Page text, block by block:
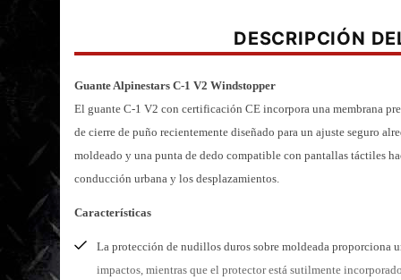
DESCRIPCIÓN
Guante Alpinestars C-1 V2 Windstopper
El guante C-1 V2 con certificación CE incorpora una membrana
de cierre de puño recientemente diseñado para un ajuste seguro
moldeado y una punta de dedo compatible con pantallas táctiles
conducción urbana y los desplazamientos.
Características
La protección de nudillos duros sobre moldeada proporciona
impactos, mientras que el protector está sutilmente